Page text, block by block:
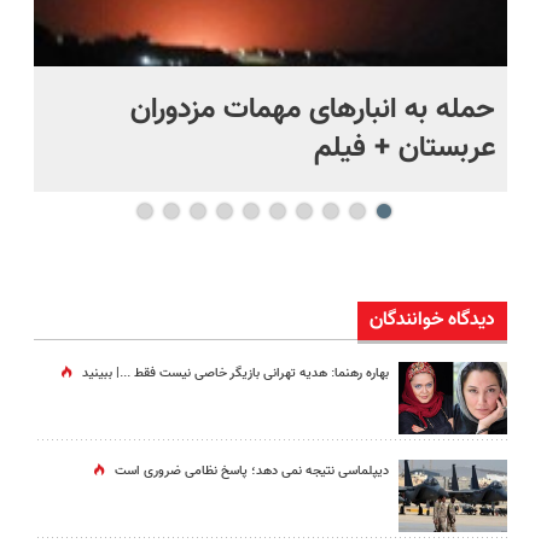
حمله به انبارهای مهمات مزدوران
عربستان + فیلم
دیدگاه خوانندگان
بهاره رهنما: هدیه تهرانی بازیگر خاصی نیست فقط ...|‌ ببینید
دیپلماسی نتیجه‌ نمی دهد؛ پاسخ نظامی ضروری است